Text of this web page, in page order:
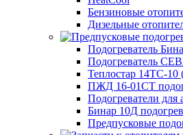
Бензиновые
Дизельные
Подогреватель
Подогреватель
Теплостар 14ТС-10
ПЖД 16-01СТ
Подогреватели для
Бинар 10Д
Предпусковые